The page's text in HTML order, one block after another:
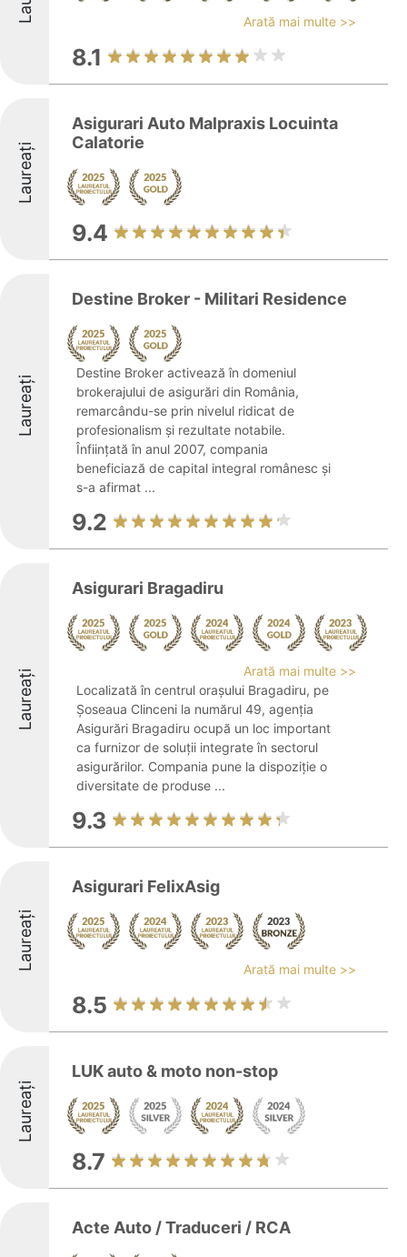
Arată mai multe >>
8.1
Laureați
Asigurari Auto Malpraxis Locuinta
Calatorie
9.4
Laureați
Destine Broker - Militari Residence
Destine Broker activează în domeniul
brokerajului de asigurări din România,
remarcându-se prin nivelul ridicat de
profesionalism și rezultate notabile.
Înființată în anul 2007, compania
beneficiază de capital integral românesc și
s-a afirmat ...
9.2
Laureați
Asigurari Bragadiru
Arată mai multe >>
Localizată în centrul orașului Bragadiru, pe
Șoseaua Clinceni la numărul 49, agenția
Asigurări Bragadiru ocupă un loc important
ca furnizor de soluții integrate în sectorul
asigurărilor. Compania pune la dispoziție o
diversitate de produse ...
9.3
Laureați
Asigurari FelixAsig
Arată mai multe >>
8.5
Laureați
LUK auto & moto non-stop
8.7
Acte Auto / Traduceri / RCA